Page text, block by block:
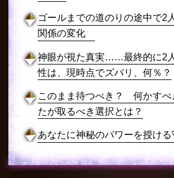
ゴールまでの道のりの途中で2
関係の変化
神眼が視た真実……最終的に2
性は、現時点でズバリ、何％？
このまま待つべき？ 何かす
たが取るべき選択とは？
あなたに神秘のパワーを授ける